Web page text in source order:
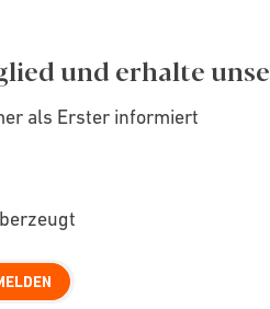
und erhalte
als Erster informiert